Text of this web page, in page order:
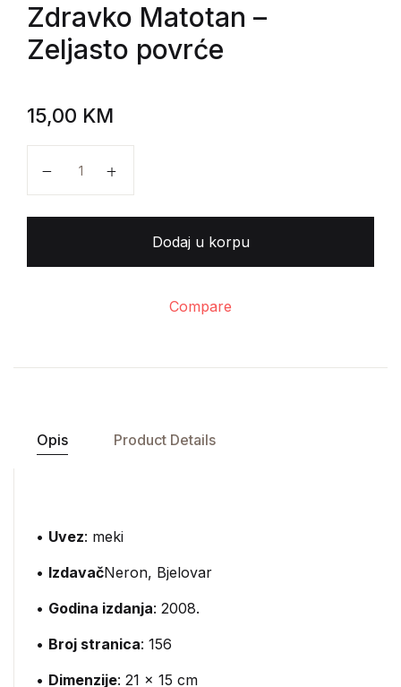
Zdravko Matotan –
Zeljasto povrće
15,00 KM
Dodaj u korpu
Compare
Opis Product Details
• Uvez: meki
• IzdavačNeron, Bjelovar
• Godina izdanja: 2008.
• Broj stranica: 156
• Dimenzije: 21 x 15 cm